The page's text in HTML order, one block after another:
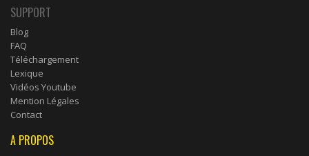
SUPPORT
Blog
FAQ
Téléchargement
Lexique
Vidéos Youtube
Mention Légales
Contact
A PROPOS